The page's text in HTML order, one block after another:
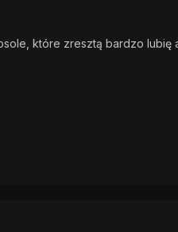
które zresztą bardzo